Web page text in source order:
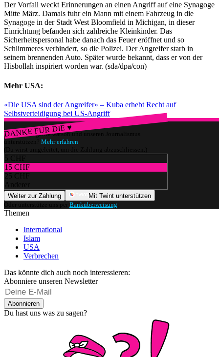
Der Vorfall weckt Erinnerungen an einen Angriff auf eine Synagoge
Mitte März. Damals fuhr ein Mann mit einem Fahrzeug in die
Synagoge in der Stadt West Bloomfield in Michigan, in dieser
Einrichtung befanden sich zahlreiche Kleinkinder. Das
Sicherheitspersonal habe danach das Feuer eröffnet und so
Schlimmeres verhindert, so die Polizei. Der Angreifer starb in
seinem brennenden Auto. Später wurde bekannt, dass er von der
Hisbollah inspiriert worden war. (sda/dpa/con)
Mehr USA:
«Die USA sind der Angreifer» – Kuba erhebt Recht auf
Selbstverteidigung bei US-Angriff
DANKE FÜR DIE ♥
Würdest du gerne watson und unseren Journalismus
unterstützen? Mehr erfahren
(Du wirst umgeleitet, um die Zahlung abzuschliessen.)
5 CHF
15 CHF
25 CHF
Anderer
Weiter zur Zahlung
Mit Twint unterstützen
Oder unterstütze uns per Banküberweisung
Themen
International
Islam
USA
Verbrechen
Das könnte dich auch noch interessieren:
Abonniere unseren Newsletter
Abonnieren
Du hast uns was zu sagen?